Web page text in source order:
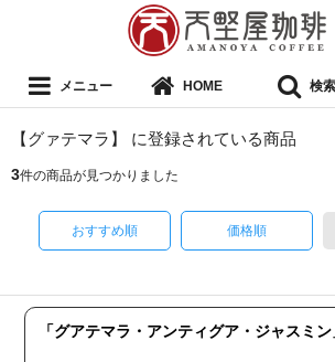
メニュー HOME 検索
【グァテマラ】 に登録されている商品
3件の商品が見つかりました
おすすめ順 価格順
「グアテマラ・アンティグア・ジャスミ